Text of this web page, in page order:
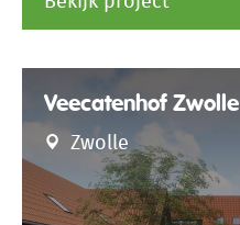
Veecatenhof Zwolle
Zwolle